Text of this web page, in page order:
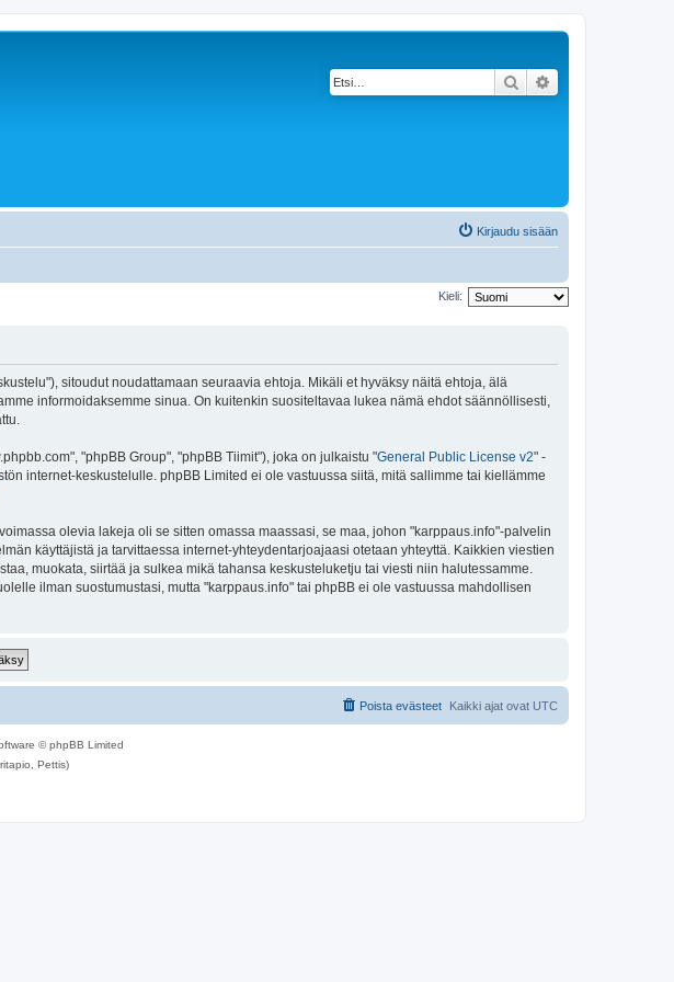
Etsi
Kirjaudu sisään
Kieli:
sitoudut noudattamaan seuraavia ehtoja. Mikäli et hyväksy näitä ehtoja, älä
informoidaksemme sinua. On kuitenkin suositeltavaa lukea nämä ehdot säännöllisesti,
"phpBB Group", "phpBB Tiimit"), joka on julkaistu "General Public License v2" -
internet-keskustelulle. phpBB Limited ei ole vastuussa siitä, mitä sallimme tai kiellämme
olevia lakeja oli se sitten omassa maassasi, se maa, johon "karppaus.info"-palvelin
käyttäjistä ja tarvittaessa internet-yhteydentarjoajaasi otetaan yhteyttä. Kaikkien viestien
muokata, siirtää ja sulkea mikä tahansa keskusteluketju tai viesti niin halutessamme.
ilman suostumustasi, mutta "karppaus.info" tai phpBB ei ole vastuussa mahdollisen
Kaikki ajat ovat UTC
Poista evästeet
© phpBB Limited
Pettis)